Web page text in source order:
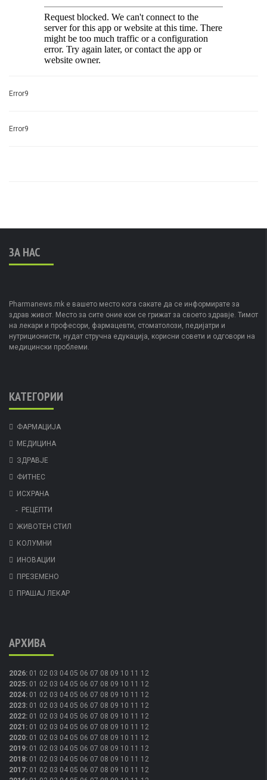
Error9
Error9
ЗА НАС
Pharmanews.mk е вашето место кога сакате да се информирате за
здрав живот. Место за сите оние кои се грижат за своето здравје. Тимот
на лекари и професори, фармацевти, стоматолози, педијатри и
нутриционисти, нудат стручна едукација, корисни совети и одговори на
медицински проблеми.
КАТЕГОРИИ
ФАРМАЦИЈА
МЕДИЦИНА
ЗДРАВЈЕ
ФИТНЕС
ИСХРАНА
РЕЦЕПТИ
ЖИВОТЕН СТИЛ
КОЛУМНИ
ИНОВАЦИИ
ПРЕЗЕМЕНО
ПРАШАЈ ЛЕКАР
АРХИВА
2026: 01 02 03 04 05 06 07 08 09 10 11 12
2025: 01 02 03 04 05 06 07 08 09 10 11 12
2024: 01 02 03 04 05 06 07 08 09 10 11 12
2023: 01 02 03 04 05 06 07 08 09 10 11 12
2022: 01 02 03 04 05 06 07 08 09 10 11 12
2021 : 01 02 03 04 05 06 07 08 09 10 11 12
2020: 01 02 03 04 05 06 07 08 09 10 11 12
2019: 01 02 03 04 05 06 07 08 09 10 11 12
2018: 01 02 03 04 05 06 07 08 09 10 11 12
2017: 01 02 03 04 05 06 07 08 09 10 11 12